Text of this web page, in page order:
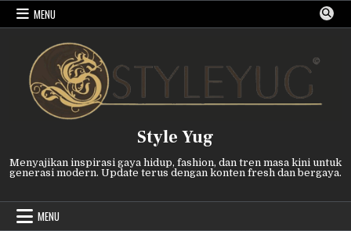
Skip
MENU
Style Yug
Menyajikan inspirasi gaya hidup, fashion, dan tren masa kini untuk
generasi modern. Update terus dengan konten fresh dan bergaya.
MENU